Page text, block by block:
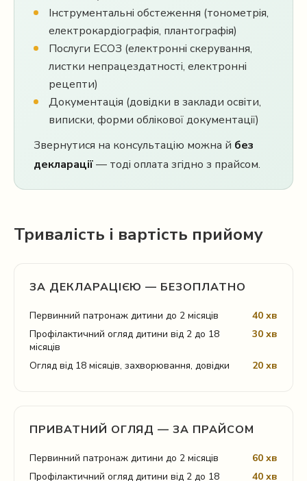
Інструментальні обстеження (тонометрія,
електрокардіографія, плантографія)
Послуги ЕСОЗ (електронні скерування,
листки непрацездатності, електронні
рецепти)
Документація (довідки в заклади освіти,
виписки, форми облікової документації)
Звернутися на консультацію можна й без
декларації— тоді оплата згідно з прайсом.
Тривалість і вартість прийому
ЗА ДЕКЛАРАЦІЄЮ — БЕЗОПЛАТНО
Первинний патронаж дитини до 2 місяців
40 хв
Профілактичний огляд дитини від 2 до 18
місяців
30 хв
Огляд від 18 місяців, захворювання, довідки 20 хв
ПРИВАТНИЙ ОГЛЯД — ЗА ПРАЙСОМ
Первинний патронаж дитини до 2 місяців
60 хв
Профілактичний огляд дитини від 2 до 18
40 хв